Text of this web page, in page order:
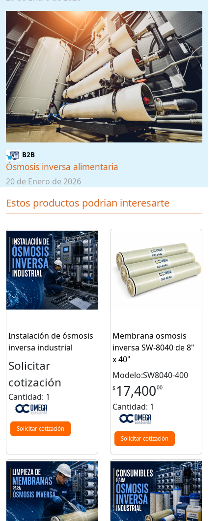
B2B
Ósmosis inversa alimentaria
20 de Enero de 2026
Estos productos podrian interesarte
Instalación de ósmosis
inversa industrial
Solicitar
cotización
Cantidad: 1
Solicitar cotización
Membrana osmosis
inversa SW-8040 de 8"
x 40"
Modelo:SW8040-400
$ 17,40000
Cantidad: 1
Solicitar cotización